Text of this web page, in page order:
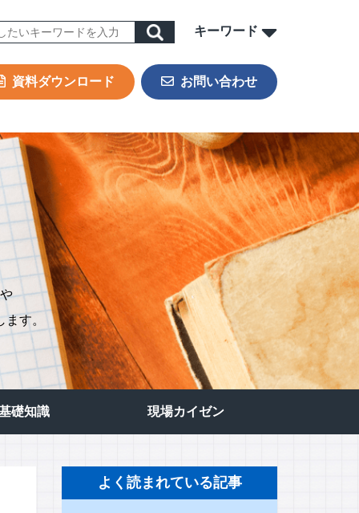
キーワード
資料ダウンロード お問い合わせ
& Outsourcing
ポレート機能BPOサービス
事務支援サービス
代行（RPO）
派遣
ヘルプデスク
サービス
キスト分類
す。
礎知識 現場カイゼン
よく読まれている記事